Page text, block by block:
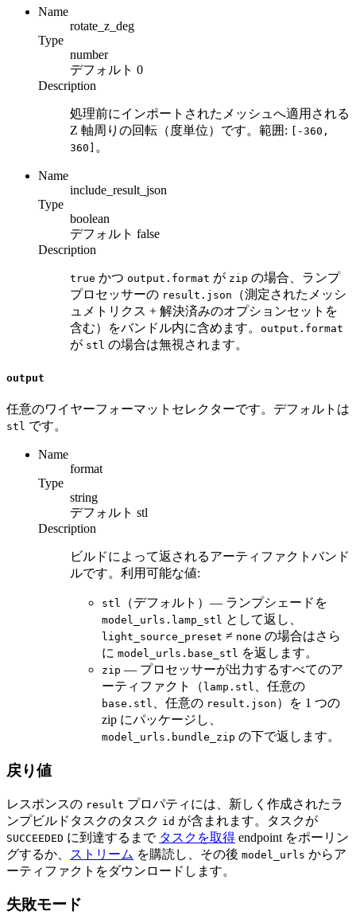
Name
rotate_z_deg
Type
number
デフォルト 0
Description
処理前にインポートされたメッシュへ適用される
Z 軸周りの回転（度単位）です。範囲: [-360,
360] 。
Name
include_result_json
Type
boolean
デフォルト false
Description
true かつ output.format が zip の場合、ランプ
プロセッサーの result.json
（測定されたメッシ
ュメトリクス + 解決済みのオプションセットを
含む）をバンドル内に含めます。 output.format
が stl の場合は無視されます。
output
任意のワイヤーフォーマットセレクターです。デフォルトは
stl です。
Name
format
Type
string
デフォルト stl
Description
ビルドによって返されるアーティファクトバンド
ルです。利用可能な値:
stl （デフォルト）— ランプシェードを
model_urls.lamp_stl として返し、
light_source_preset ≠ none の場合はさら
に model_urls.base_stl を返します。
zip — プロセッサーが出力するすべてのア
ーティファクト（ lamp.stl 、任意の
base.stl 、任意の result.json ）を 1 つの
zip にパッケージし、
model_urls.bundle_zip の下で返します。
戻り値
レスポンスの result プロパティには、新しく作成されたラ
ンプビルドタスクのタスク id が含まれます。タスクが
SUCCEEDED に到達するまで タスクを取得 endpoint をポーリン
グするか、
ストリーム を購読し、その後 model_urls からア
ーティファクトをダウンロードします。
失敗モード